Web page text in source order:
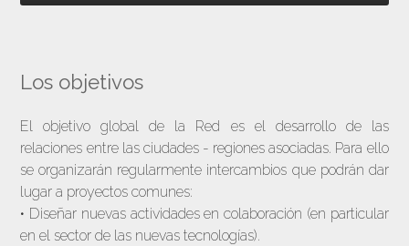
Los objetivos
El objetivo global de la Red es el desarrollo de las
relaciones entre las ciudades - regiones asociadas. Para ello
se organizarán regularmente intercambios que podrán dar
lugar a proyectos comunes:
• Diseñar nuevas actividades en colaboración (en particular
en el sector de las nuevas tecnologías).